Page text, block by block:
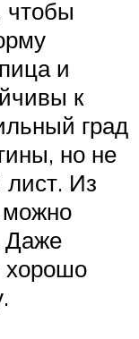
чтобы
и
к
град
но не
лист. Из
можно
Даже
хорошо